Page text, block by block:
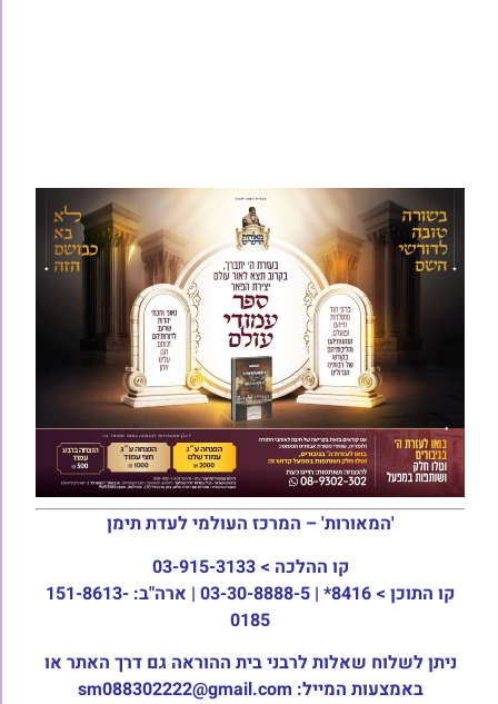
'המאורות' – המרכז העולמי לעדת תימן
קו ההלכה > 03-915-3133
קו התוכן >
8416* | 03-30-8888-5 | ארה"ב: 151-8613-
0185
ניתן לשלוח שאלות לרבני בית ההוראה גם דרך האתר או
באמצעות המייל: sm088302222@gmail.com